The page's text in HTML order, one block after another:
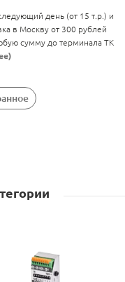
день (от 15 т.р.) и
в Москву от 300 рублей
сумму до терминала ТК